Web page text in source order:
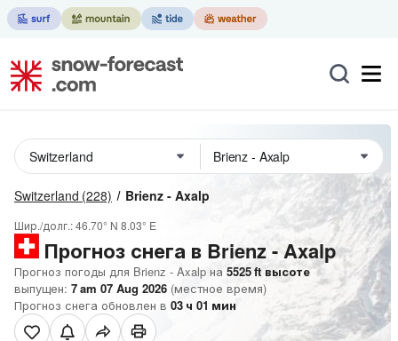
Switzerland (228) Brienz - Axalp
Шир./долг.:46.70° N 8.03° E
Прогноз снега в Brienz - Axalp
Прогноз погоды для Brienz - Axalp на 5525ft высоте
выпущен: 7 am 07 Aug 2026 (местное время)
Прогноз снега обновлен в 03 ч 01 мин